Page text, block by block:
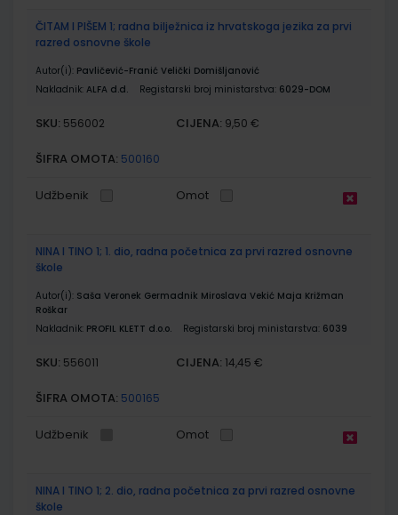
ČITAM I PIŠEM 1; radna bilježnica iz hrvatskoga jezika za prvi
razred osnovne škole
Autor(i): Pavličević-Franić Velički Domišljanović
Nakladnik: ALFA d.d. Registarski broj ministarstva: 6029-DOM
SKU: 556002 CIJENA: 9,50 €
ŠIFRA OMOTA: 500160
Udžbenik Omot
NINA I TINO 1; 1. dio, radna početnica za prvi razred osnovne
škole
Autor(i): Saša Veronek Germadnik Miroslava Vekić Maja Križman
Roškar
Nakladnik: PROFIL KLETT d.o.o. Registarski broj ministarstva: 6039
SKU: 556011 CIJENA: 14,45 €
ŠIFRA OMOTA: 500165
Udžbenik Omot
NINA I TINO 1; 2. dio, radna početnica za prvi razred osnovne
škole